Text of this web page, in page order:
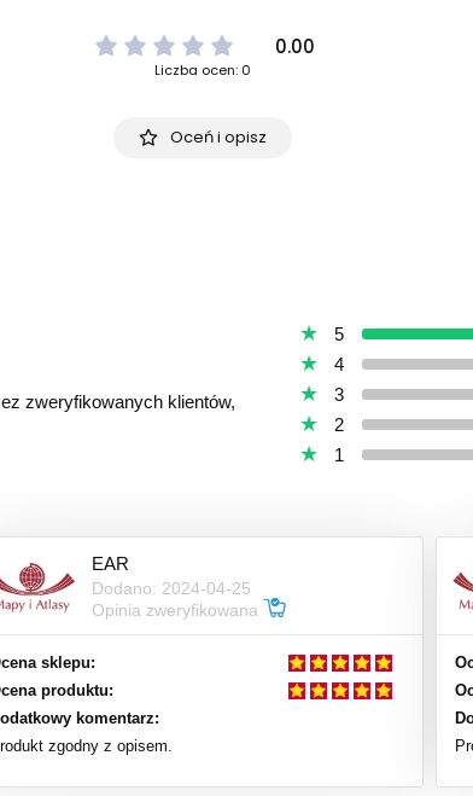
0.00
Liczba ocen: 0
Oceń i opisz
zweryfikowanych klientów,
5
4
3
2
1
EAR
Dodano: 2024-04-25
Opinia zweryfikowana
sklepu:
produktu:
komentarz:
zgodny z opisem.